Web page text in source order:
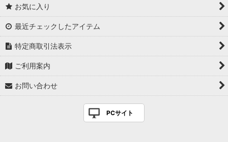
お気に入り
最近チェックしたアイテム
特定商取引法表示
ご利用案内
お問い合わせ
PCサイト